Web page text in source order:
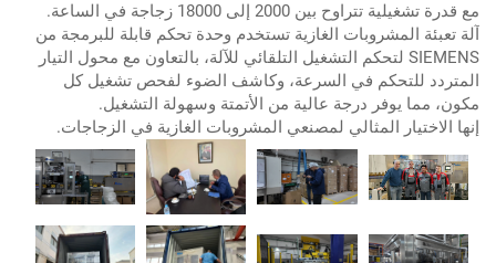
مع قدرة تشغيلية تتراوح بين 2000 إلى 18000 زجاجة في الساعة.
آلة تعبئة المشروبات الغازية تستخدم وحدة تحكم قابلة للبرمجة من
SIEMENS لتحكم التشغيل التلقائي للآلة، بالتعاون مع محول التيار
المتردد للتحكم في السرعة، وكاشف الضوء لفحص تشغيل كل
مكون، مما يوفر درجة عالية من الأتمتة وسهولة التشغيل.
إنها الاختيار المثالي لمصنعي المشروبات الغازية في الزجاجات.